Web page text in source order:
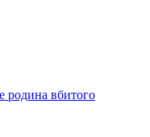
родина вбитого